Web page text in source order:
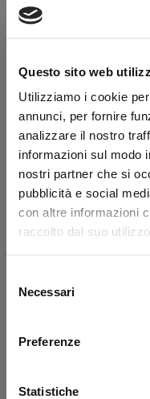
Questo sito web
Utilizziamo i cookie
annunci, per fornire
analizzare il nostro
informazioni sul modo
nostri partner che si
pubblicità e social
con altre informazioni
raccolto dal suo
delNecessari
Preferenze
Statistiche
Secure transaction
Do you have a
What
Excellent